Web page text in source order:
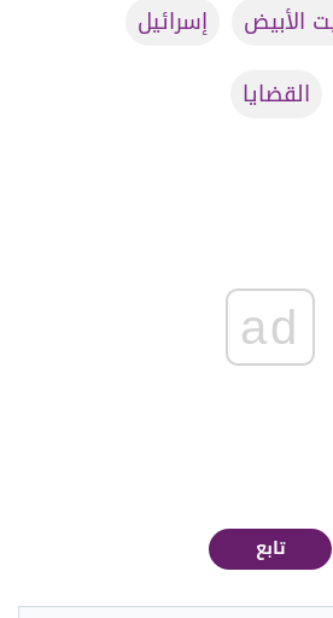
الأبيض
إسرائيل
القضايا
ad
تابع